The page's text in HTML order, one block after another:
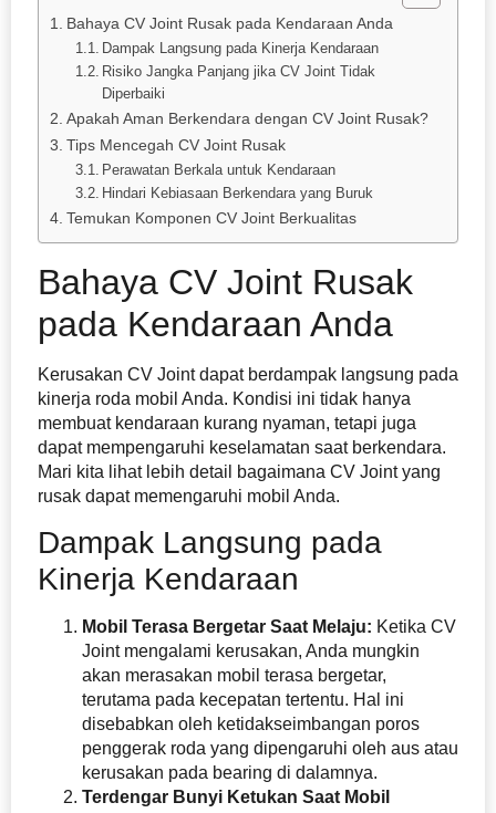
Bahaya CV Joint Rusak pada Kendaraan Anda
Dampak Langsung pada Kinerja Kendaraan
Risiko Jangka Panjang jika CV Joint Tidak
Diperbaiki
Apakah Aman Berkendara dengan CV Joint Rusak?
Tips Mencegah CV Joint Rusak
Perawatan Berkala untuk Kendaraan
Hindari Kebiasaan Berkendara yang Buruk
Temukan Komponen CV Joint Berkualitas
Bahaya CV Joint Rusak
pada Kendaraan Anda
Kerusakan CV Joint dapat berdampak langsung pada
kinerja roda mobil Anda. Kondisi ini tidak hanya
membuat kendaraan kurang nyaman, tetapi juga
dapat mempengaruhi keselamatan saat berkendara.
Mari kita lihat lebih detail bagaimana CV Joint yang
rusak dapat memengaruhi mobil Anda.
Dampak Langsung pada
Kinerja Kendaraan
Mobil Terasa Bergetar Saat Melaju: Ketika CV
Joint mengalami kerusakan, Anda mungkin
akan merasakan mobil terasa bergetar,
terutama pada kecepatan tertentu. Hal ini
disebabkan oleh ketidakseimbangan poros
penggerak roda yang dipengaruhi oleh aus atau
kerusakan pada bearing di dalamnya.
Terdengar Bunyi Ketukan Saat Mobil